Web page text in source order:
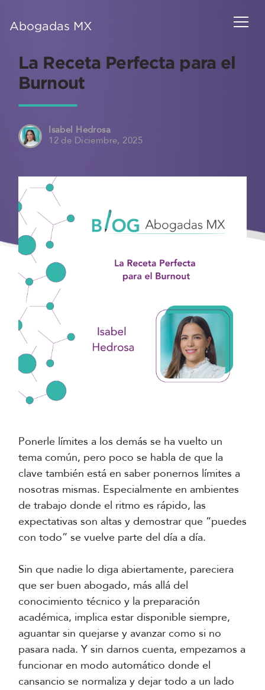
Abogadas MX
La Receta Perfecta para el
Burnout
Isabel Hedrosa
12 de Diciembre, 2025
Ponerle límites a los demás se ha vuelto un
tema común, pero poco se habla de que la
clave también está en saber ponernos límites a
nosotras mismas. Especialmente en ambientes
de trabajo donde el ritmo es rápido, las
expectativas son altas y demostrar que “puedes
con todo” se vuelve parte del día a día.
Sin que nadie lo diga abiertamente, pareciera
que ser buen abogado, más allá del
conocimiento técnico y la preparación
académica, implica estar disponible siempre,
aguantar sin quejarse y avanzar como si no
pasara nada. Y sin darnos cuenta, empezamos a
funcionar en modo automático donde el
cansancio se normaliza y dejar todo a un lado